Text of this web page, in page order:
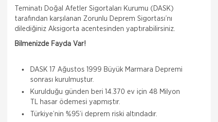
ŞUBE BAŞVURUSU
MÜŞTERI GIRIŞI
Teminatı Doğal Afetler Sigortaları Kurumu (DASK)
tarafından karşılanan Zorunlu Deprem Sigortası’nı
dilediğiniz Aksigorta acentesinden yaptırabilirsiniz.
Bilmenizde Fayda Var!
DASK 17 Ağustos 1999 Büyük Marmara Depremi
sonrası kurulmuştur.
Kurulduğu günden beri 14.370 ev için 48 Milyon
TL hasar ödemesi yapmıştır.
Türkiye’nin %95’i deprem riski altındadır.